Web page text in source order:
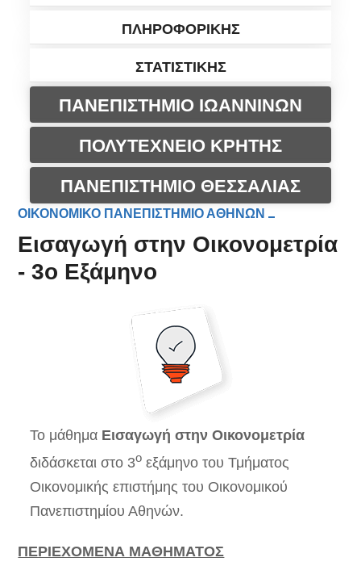
ΠΛΗΡΟΦΟΡΙΚΗΣ
ΣΤΑΤΙΣΤΙΚΗΣ
ΠΑΝΕΠΙΣΤΗΜΙΟ ΙΩΑΝΝΙΝΩΝ
ΠΟΛΥΤΕΧΝΕΙΟ ΚΡΗΤΗΣ
ΠΑΝΕΠΙΣΤΗΜΙΟ ΘΕΣΣΑΛΙΑΣ
ΟΙΚΟΝΟΜΙΚΟ ΠΑΝΕΠΙΣΤΗΜΙΟ ΑΘΗΝΩΝ
Εισαγωγή στην Οικονομετρία
- 3ο Εξάμηνο
Το μάθημα Εισαγωγή στην Οικονομετρία
διδάσκεται στο 3ο εξάμηνο του Τμήματος
Οικονομικής επιστήμης του Οικονομικού
Πανεπιστημίου Αθηνών.
ΠΕΡΙΕΧΟΜΕΝΑ ΜΑΘΗΜΑΤΟΣ